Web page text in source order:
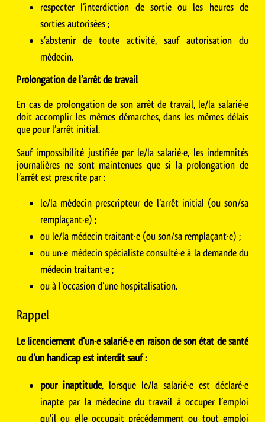
respecter l’interdiction de sortie ou les heures de
sorties autorisées ;
s’abstenir de toute activité, sauf autorisation du
médecin.
Prolongation de l’arrêt de travail
En cas de prolongation de son arrêt de travail, le/la salarié·e
doit accomplir les mêmes démarches, dans les mêmes délais
que pour l’arrêt initial.
Sauf impossibilité justifiée par le/la salarié·e, les indemnités
journalières ne sont maintenues que si la prolongation de
l’arrêt est prescrite par :
le/la médecin prescripteur de l’arrêt initial (ou son/sa
remplaçant·e) ;
ou le/la médecin traitant·e (ou son/sa remplaçant·e) ;
ou un·e médecin spécialiste consulté·e à la demande du
médecin traitant·e ;
ou à l’occasion d’une hospitalisation.
Rappel
Le licenciement d’un·e salarié·e en raison de son état de santé
ou d’un handicap est interdit sauf :
pour inaptitude, lorsque le/la salarié·e est déclaré·e
inapte par la médecine du travail à occuper l’emploi
qu’il ou elle occupait précédemment ou tout emploi